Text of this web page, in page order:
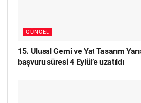
GÜNCEL
15. Ulusal Gemi ve Yat Tasarım
başvuru süresi 4 Eylül’e uzatıldı